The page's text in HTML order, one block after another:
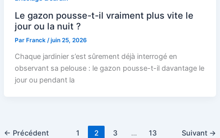
Le gazon pousse-t-il vraiment plus vite le
jour ou la nuit ?
Par Franck /juin 25, 2026
Chaque jardinier s’est sûrement déjà interrogé en
observant sa pelouse : le gazon pousse-t-il davantage le
jour ou pendant la
← Précédent 1 2 3 … 13 Suivant →